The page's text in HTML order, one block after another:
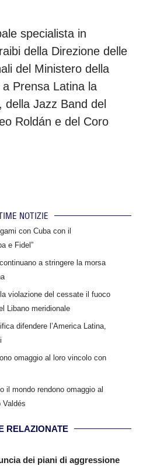
specialista in
della Direzione delle
del Ministero della
Prensa Latina la
Jazz Band del
Roldán e del Coro
NOTIZIE
con Cuba con il
e Fidel”
a stringere la morsa
violazione del cessate il fuoco
Libano meridionale
difendere l’America Latina,
omaggio al loro vincolo con
il mondo rendono omaggio al
Valdés
RELAZIONATE
dei piani di aggressione